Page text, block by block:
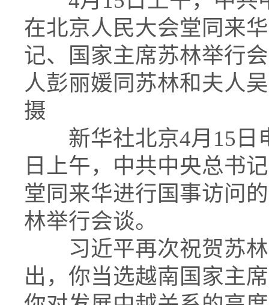
在北京人民大会堂同来
记、国家主席苏林举行
人彭丽媛同苏林和夫人
摄
新华社北京4月15日
日上午，中共中央总书
堂同来华进行国事访问
林举行会谈。
习近平再次祝贺苏林
出，你当选越南国家主